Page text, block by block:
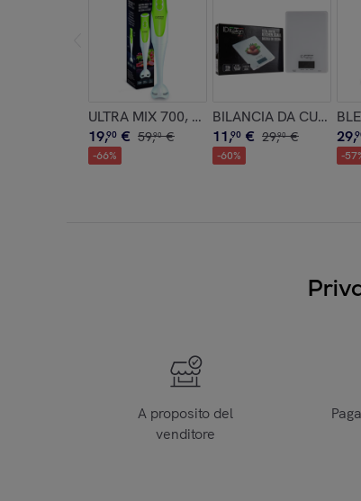
ULTRA MIX 700, 700w
19,90 € 59,90 €
-66%
BILANCIA DA CUCINA
11,90 € 29,90 €
-60%
29,
-57
A proposito del
venditore